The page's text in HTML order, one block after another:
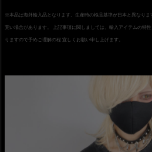
※本品は海外輸入品となります。生産時の検品基準が日本と異なり
荒い場合があります。 上記事項に関しましては、輸入アイテムの特
りますので予めご理解の程 宜しくお願い申し上げます。